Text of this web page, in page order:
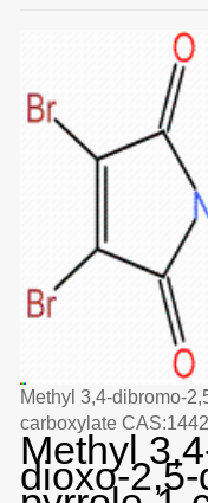
Methyl 3,4-dibromo-
carboxylate
Methyl
dioxo-